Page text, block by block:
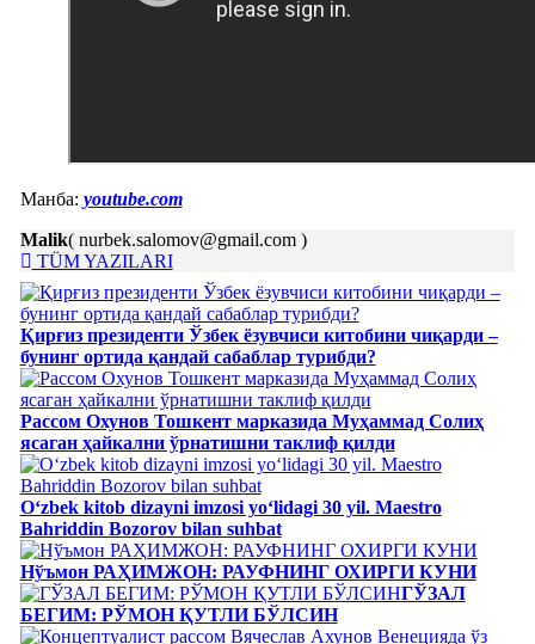
Манба: youtube.com
Malik( nurbek.salomov@gmail.com )
TÜM YAZILARI
Қирғиз президенти Ўзбек ёзувчиси китобини чиқарди –
бунинг ортида қандай сабаблар турибди?
Рассом Охунов Тошкент марказида Муҳаммад Солиҳ
яcаган ҳайкални ўрнатишни таклиф қилди
Oʻzbek kitob dizayni imzosi yoʻlidagi 30 yil. Maestro
Bahriddin Bozorov bilan suhbat
Нўъмон РАҲИМЖОН: РАУФНИНГ ОХИРГИ КУНИ
ГЎЗАЛ
БЕГИМ: РЎМОН ҚУТЛИ БЎЛСИН